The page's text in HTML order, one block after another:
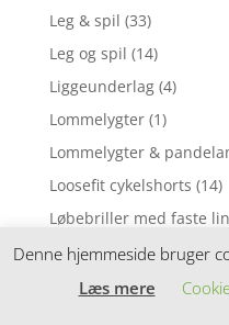
Leg & spil (33)
Leg og spil (14)
Liggeunderlag (4)
Lommelygter (1)
Lommelygter &
Loosefit cykelshorts (14)
Løbebriller med faste
Løbebriller med styrke
Løbecykel (31)
Denne hjemmeside bruger
Læs mere